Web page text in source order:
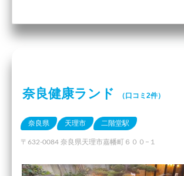
奈良健康ランド （口コミ2件）
奈良県 天理市 二階堂駅
〒632-0084 奈良県天理市嘉幡町６００−１